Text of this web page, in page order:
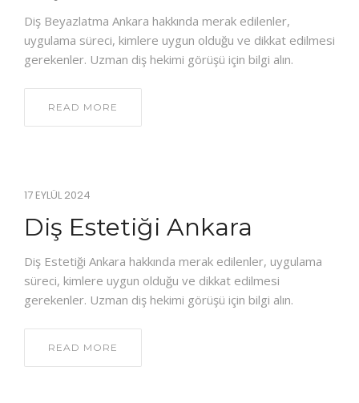
Diş Beyazlatma Ankara hakkında merak edilenler,
uygulama süreci, kimlere uygun olduğu ve dikkat edilmesi
gerekenler. Uzman diş hekimi görüşü için bilgi alın.
READ MORE
17 EYLÜL 2024
Diş Estetiği Ankara
Diş Estetiği Ankara hakkında merak edilenler, uygulama
süreci, kimlere uygun olduğu ve dikkat edilmesi
gerekenler. Uzman diş hekimi görüşü için bilgi alın.
READ MORE